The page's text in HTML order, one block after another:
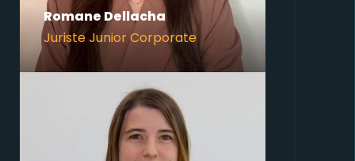
Romane Dellacha
Juriste Junior Corporate